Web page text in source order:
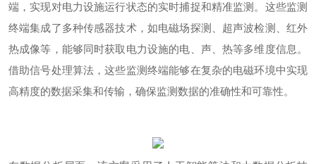
端，实现对电力设施运行状态的实时捕捉和精准监测。这些监测
终端集成了多种传感器技术，如电磁场探测、超声波检测、红外
热成像等，能够同时获取电力设施的电、声、热等多维度信息。
借助信号处理算法，这些监测终端能够在复杂的电磁环境中实现
高精度的数据采集和传输，确保监测数据的准确性和可靠性。